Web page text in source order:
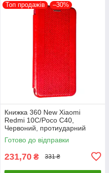
Топ продажів –30%
Книжка 360 New Xiaomi
Redmi 10C/Poco C40,
Червоний, протиударний
чохол з екокожі
Готово до відправки
231,70 ₴ 331 ₴